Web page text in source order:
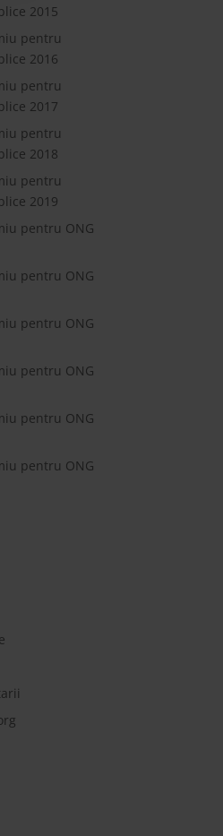
2015
pentru
2016
pentru
2017
pentru
2018
pentru
2019
pentru ONG
pentru ONG
pentru ONG
pentru ONG
pentru ONG
pentru ONG